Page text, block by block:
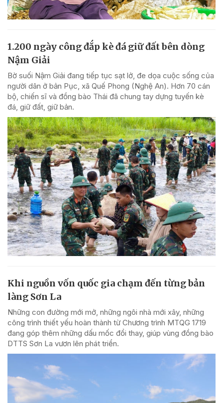
1.200 ngày công đắp kè đá giữ đất bên dòng
Nậm Giải
Bờ suối Nậm Giải đang tiếp tục sạt lở, đe dọa cuộc sống của
người dân ở bản Pục, xã Quế Phong (Nghệ An). Hơn 70 cán
bộ, chiến sĩ và đồng bào Thái đã chung tay dựng tuyến kè
đá, giữ đất, giữ bản.
Khi nguồn vốn quốc gia chạm đến từng bản
làng Sơn La
Những con đường mới mở, những ngôi nhà mới xây, những
công trình thiết yếu hoàn thành từ Chương trình MTQG 1719
đang góp thêm những dấu mốc đổi thay, giúp vùng đồng bào
DTTS Sơn La vươn lên phát triển.